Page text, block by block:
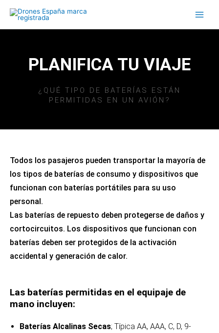
PLANIFICA TU VIAJE
¿QUÉ TIPO DE BATERÍAS ESTÁN
PERMITIDAS EN UN AVIÓN?
Todos los pasajeros pueden transportar la mayoría de
los tipos de baterías de consumo y dispositivos que
funcionan con baterías portátiles para su uso
personal.
Las baterías de repuesto deben protegerse de daños y
cortocircuitos. Los dispositivos que funcionan con
baterías deben ser protegidos de la activación
accidental y generación de calor.
Las baterías permitidas en el equipaje de
mano incluyen:
Baterías Alcalinas Secas; Típica AA, AAA, C, D, 9-